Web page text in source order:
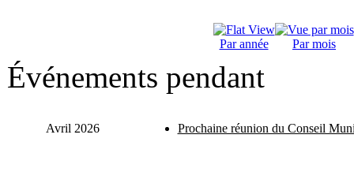
Par année Par mois
Événements pendant
Avril 2026 Prochaine réunion du Conseil